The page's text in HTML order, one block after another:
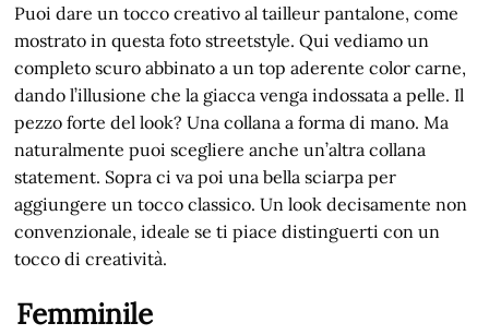
Puoi dare un tocco creativo al tailleur pantalone, come
mostrato in questa foto streetstyle. Qui vediamo un
completo scuro abbinato a un top aderente color carne,
dando l’illusione che la giacca venga indossata a pelle. Il
pezzo forte del look? Una collana a forma di mano. Ma
naturalmente puoi scegliere anche un’altra collana
statement. Sopra ci va poi una bella sciarpa per
aggiungere un tocco classico. Un look decisamente non
convenzionale, ideale se ti piace distinguerti con un
tocco di creatività.
Femminile